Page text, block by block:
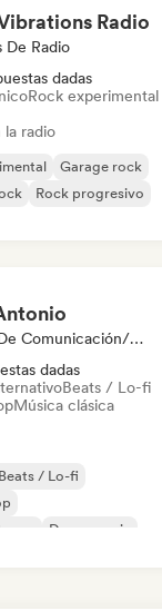
Radio
De Radio
dadas
Rock experimental
la radio
Garage rock
Rock progresivo
Medios De Comunicación/Periodista
dadas
Beats / Lo-fi
Música clásica
Beats / Lo-fi
Dance music